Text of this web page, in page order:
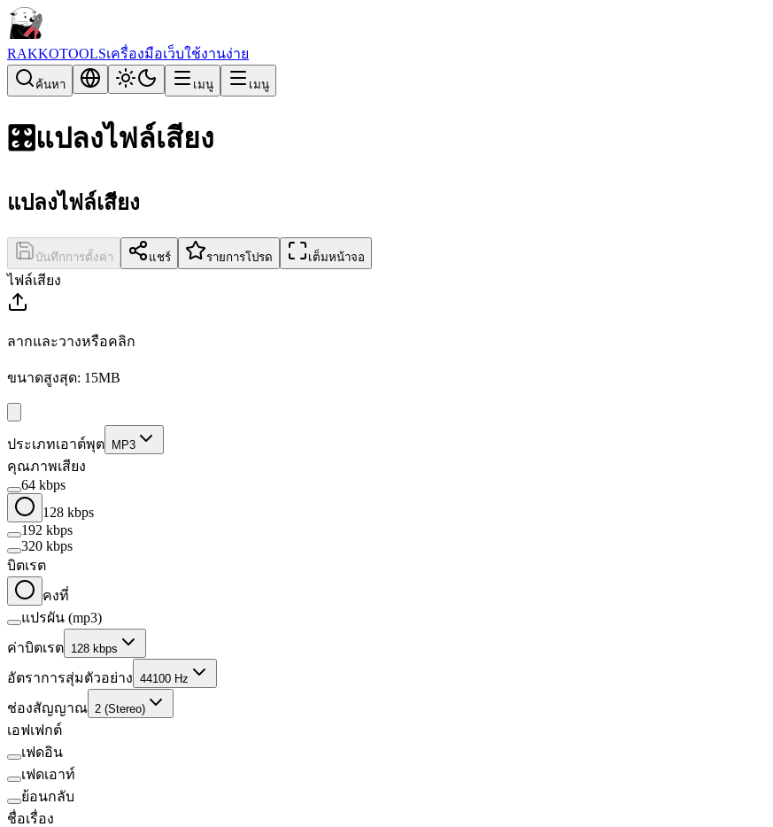
RAKKOTOOLSเครื่องมือเว็บใช้งานง่าย
ค้นหา เมนู เมนู
🎛️แปลงไฟล์เสียง
แปลงไฟล์เสียง
บันทึกการตั้งค่า แชร์ รายการโปรด เต็มหน้าจอ
ไฟล์เสียง
ลากและวางหรือคลิก
ขนาดสูงสุด: 15MB
ประเภทเอาต์พุต MP3
คุณภาพเสียง
64 kbps
128 kbps
192 kbps
320 kbps
บิตเรต
คงที่
แปรผัน (mp3)
ค่าบิตเรต 128 kbps
อัตราการสุ่มตัวอย่าง 44100 Hz
ช่องสัญญาณ 2 (Stereo)
เอฟเฟกต์
เฟดอิน
เฟดเอาท์
ย้อนกลับ
ชื่อเรื่อง